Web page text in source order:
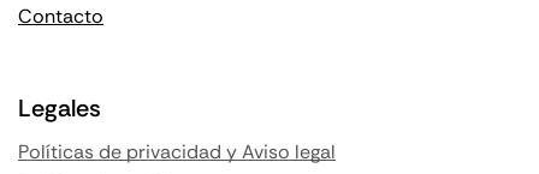
Contacto
Legales
Políticas de privacidad y Aviso legal